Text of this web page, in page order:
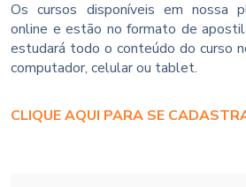
Os cursos disponíveis em nossa
online e estão no formato de
estudará todo o conteúdo do curso
computador, celular ou tablet.
CLIQUE AQUI PARA SE